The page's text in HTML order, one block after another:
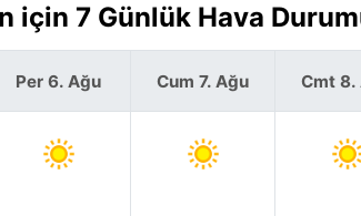
için 7 Günlük Hava
Per 6. Ağu Cum 7. Ağu Cmt 8.